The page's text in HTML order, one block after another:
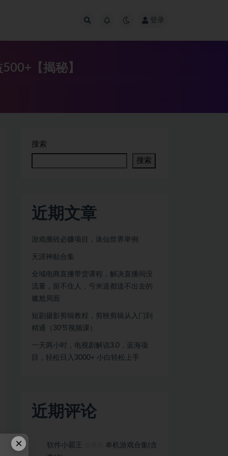
登录
【揭秘】
搜索
搜索
近期文章
游戏搬砖必赚项目，诛仙世界举例
天涯神贴合集
全域电商直播带货课程，解决直播间没
流量，留不住人，亏米送都送不出去的
尴尬局面
短剧摄影剪辑教程，剪映剪辑从入门到
精通（30节视频课）
一天两小时，电视剧解说3.0，蓝海项
目，轻松日入3000+ 小白轻松上手
近期评论
软件小霸王
单机游戏合集(含
×